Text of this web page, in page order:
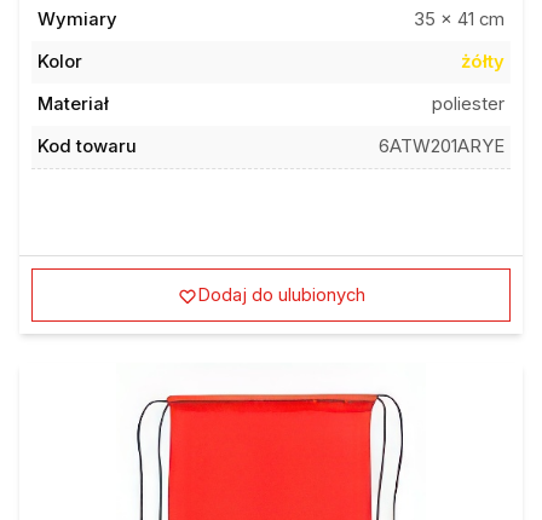
Wymiary
35 x 41 cm
Kolor
żółty
Materiał
poliester
Kod towaru
6ATW201ARYE
Dodaj do ulubionych